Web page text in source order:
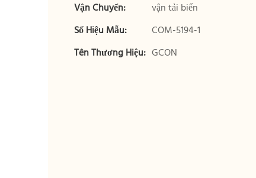
Vận Chuyển:
vận tải biển
Số Hiệu Mẫu:
COM-5194-1
Tên Thương Hiệu: GCON